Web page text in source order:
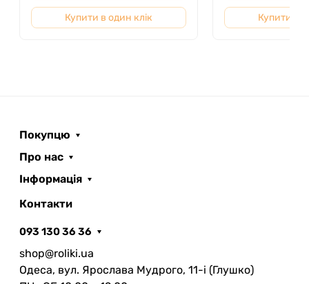
Купити в один клік Купити в
Покупцю
Про нас
Інформація
Контакти
093 130 36 36
shop@roliki.ua
Одеса, вул. Ярослава Мудрого, 11-i (Глушко)